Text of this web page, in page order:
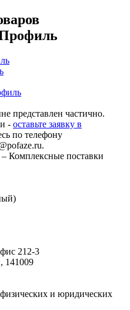
представлен частично.
- оставьте заявку в
по телефону
.
– Комплексные поставки
212-3
, 141009
и юридических